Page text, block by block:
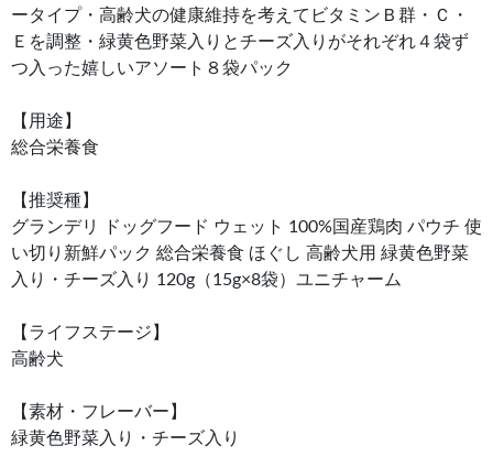
ータイプ・高齢犬の健康維持を考えてビタミンＢ群・Ｃ・
Ｅを調整・緑黄色野菜入りとチーズ入りがそれぞれ４袋ず
つ入った嬉しいアソート８袋パック
【用途】
総合栄養食
【推奨種】
グランデリ ドッグフード ウェット 100%国産鶏肉 パウチ 使
い切り新鮮パック 総合栄養食 ほぐし 高齢犬用 緑黄色野菜
入り・チーズ入り 120g（15g×8袋）ユニチャーム
【ライフステージ】
高齢犬
【素材・フレーバー】
緑黄色野菜入り・チーズ入り